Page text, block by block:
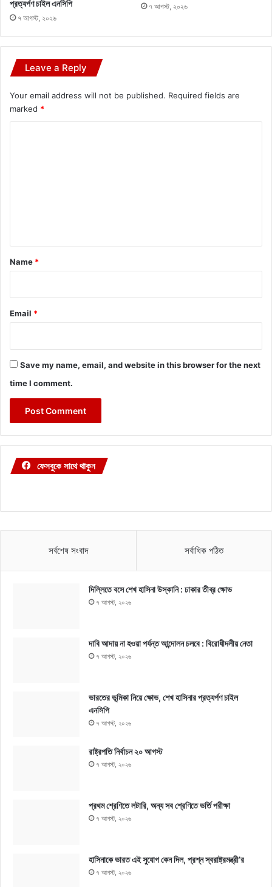
প্রত্যর্পণ চাইল এনসিপি
৭ আগস্ট, ২০২৬
৭ আগস্ট, ২০২৬
Leave a Reply
Your email address will not be published. Required fields are
marked *
*
Name *
Email *
Save my name, email, and website in this browser for the next
time I comment.
ফেসবুকে সাথে থাকুন
সর্বশেষ সংবাদ সর্বাধিক পঠিত
দিল্লিতে বসে শেখ হাসিনা উস্কানি : ঢাকার তীব্র ক্ষোভ
৭ আগস্ট, ২০২৬
দাবি আদায় না হওয়া পর্যন্ত আন্দোলন চলবে : বিরোধীদলীয় নেতা
৭ আগস্ট, ২০২৬
ভারতের ভূমিকা নিয়ে ক্ষোভ, শেখ হাসিনার প্রত্যর্পণ চাইল
এনসিপি
৭ আগস্ট, ২০২৬
রাষ্ট্রপতি নির্বাচন ২০ আগস্ট
৭ আগস্ট, ২০২৬
প্রথম শ্রেণিতে লটারি, অন্য সব শ্রেণিতে ভর্তি পরীক্ষা
৭ আগস্ট, ২০২৬
হাসিনাকে ভারত এই সুযোগ কেন দিল, প্রশ্ন স্বরাষ্ট্রমন্ত্রী’র
৭ আগস্ট, ২০২৬